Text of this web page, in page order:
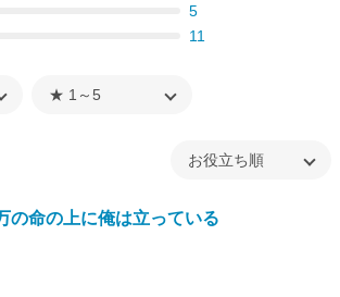
5
11
の命の上に俺は立っている